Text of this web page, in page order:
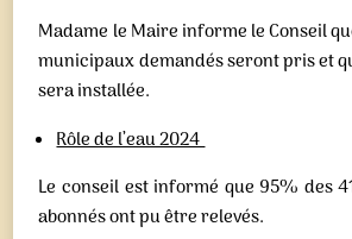
Madame le Maire informe le Conseil
municipaux demandés seront pris et
sera installée.
Rôle de l’eau 2024
Le conseil est informé que 95% des
abonnés ont pu être relevés.